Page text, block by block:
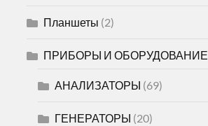
Планшеты (2)
ПРИБОРЫ И ОБОРУДОВАНИЕ
АНАЛИЗАТОРЫ (69)
ГЕНЕРАТОРЫ (20)